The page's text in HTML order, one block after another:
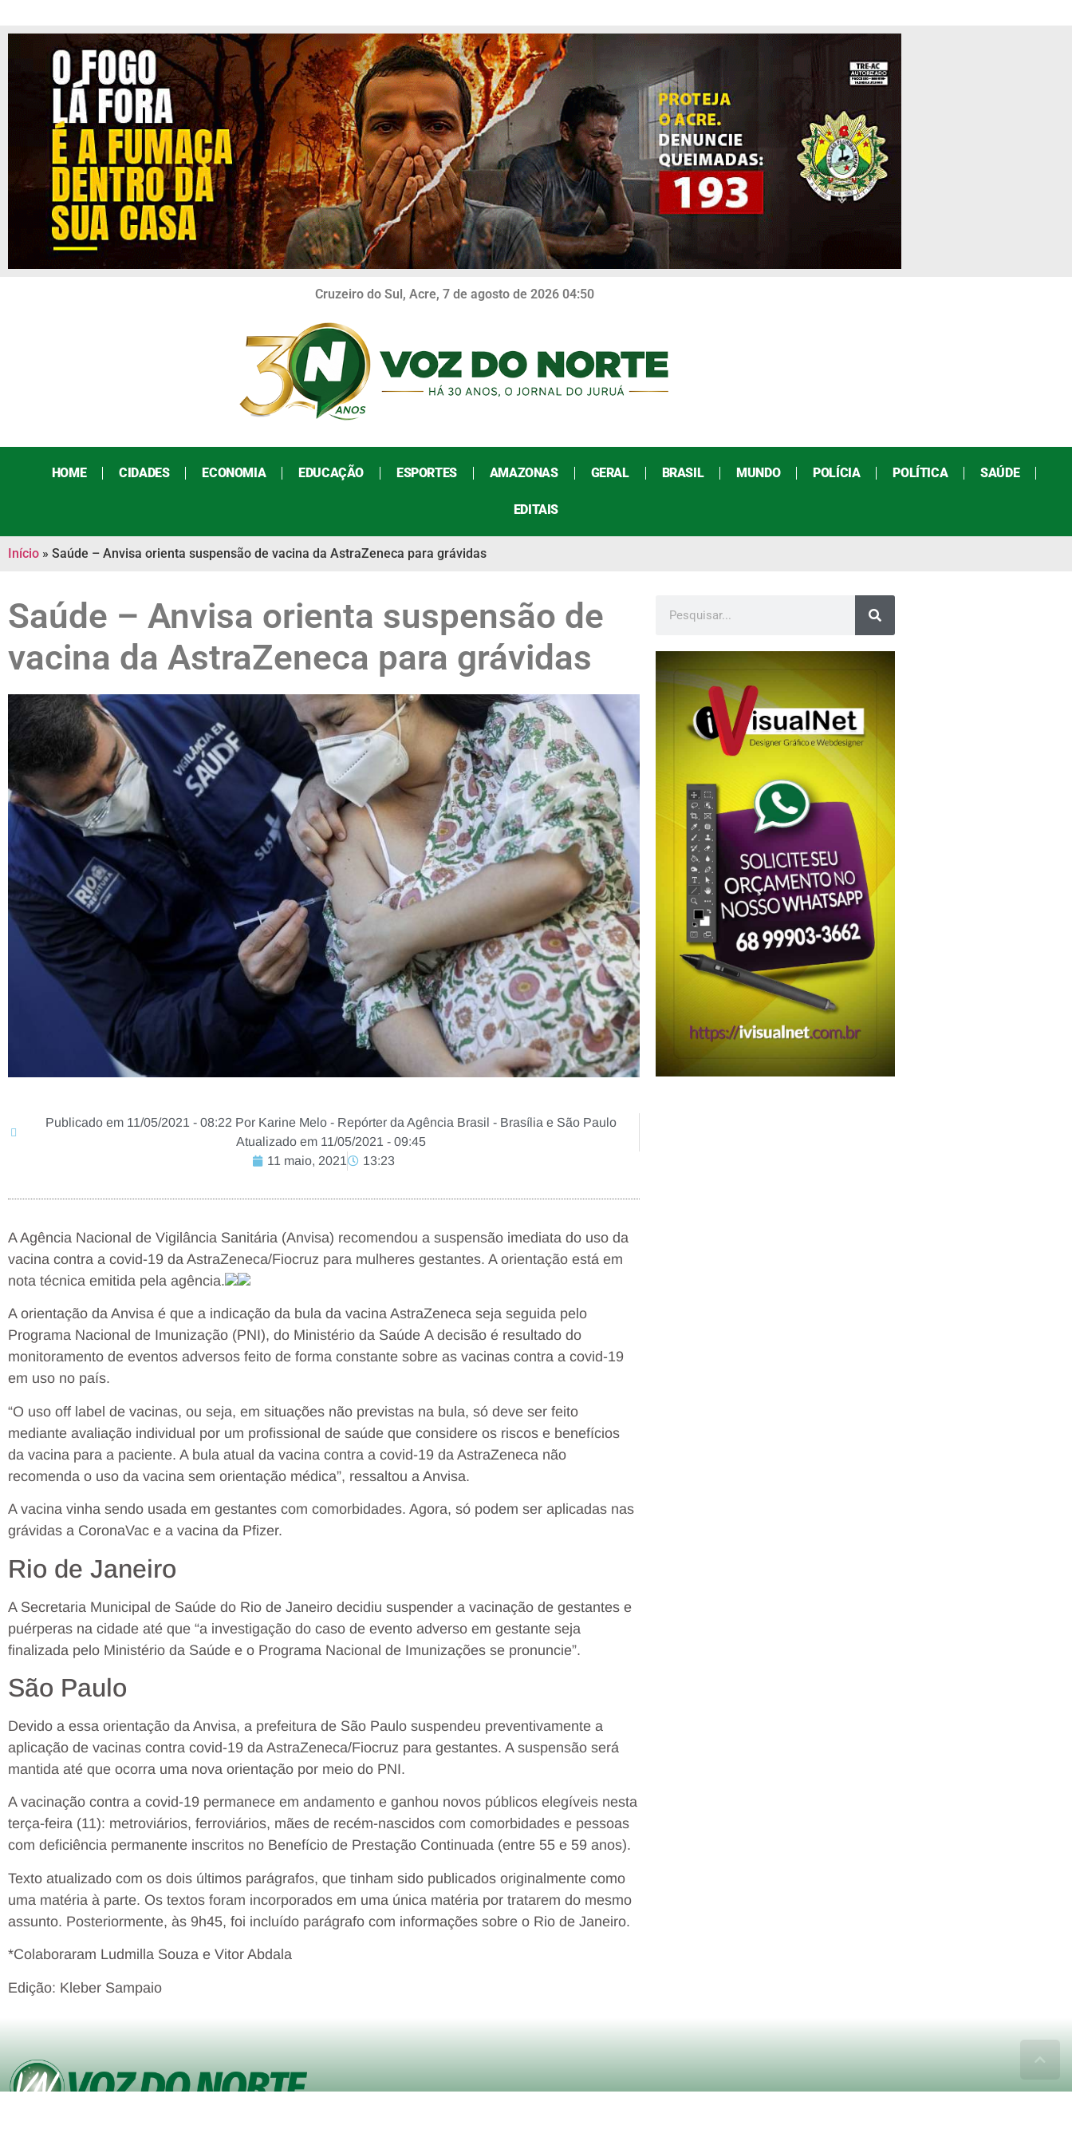
Cruzeiro do Sul, Acre, 7 de agosto de 2026 04:50
HOME CIDADES ECONOMIA EDUCAÇÃO ESPORTES AMAZONAS GERAL BRASIL MUNDO POLÍCIA POLÍTICA SAÚDE
EDITAIS
Início » Saúde – Anvisa orienta suspensão de vacina da AstraZeneca para grávidas
Saúde – Anvisa orienta suspensão de
vacina da AstraZeneca para grávidas
Publicado em 11/05/2021 - 08:22 Por Karine Melo - Repórter da Agência Brasil - Brasília e São Paulo
Atualizado em 11/05/2021 - 09:45
11 maio, 2021
13:23
A Agência Nacional de Vigilância Sanitária (Anvisa) recomendou a suspensão imediata do uso da
vacina contra a covid-19 da AstraZeneca/Fiocruz para mulheres gestantes. A orientação está em
nota técnica emitida pela agência.
A orientação da Anvisa é que a indicação da bula da vacina AstraZeneca seja seguida pelo
Programa Nacional de Imunização (PNI), do Ministério da Saúde A decisão é resultado do
monitoramento de eventos adversos feito de forma constante sobre as vacinas contra a covid-19
em uso no país.
“O uso off label de vacinas, ou seja, em situações não previstas na bula, só deve ser feito
mediante avaliação individual por um profissional de saúde que considere os riscos e benefícios
da vacina para a paciente. A bula atual da vacina contra a covid-19 da AstraZeneca não
recomenda o uso da vacina sem orientação médica”, ressaltou a Anvisa.
A vacina vinha sendo usada em gestantes com comorbidades. Agora, só podem ser aplicadas nas
grávidas a CoronaVac e a vacina da Pfizer.
Rio de Janeiro
A Secretaria Municipal de Saúde do Rio de Janeiro decidiu suspender a vacinação de gestantes e
puérperas na cidade até que “a investigação do caso de evento adverso em gestante seja
finalizada pelo Ministério da Saúde e o Programa Nacional de Imunizações se pronuncie”.
São Paulo
Devido a essa orientação da Anvisa, a prefeitura de São Paulo suspendeu preventivamente a
aplicação de vacinas contra covid-19 da AstraZeneca/Fiocruz para gestantes. A suspensão será
mantida até que ocorra uma nova orientação por meio do PNI.
A vacinação contra a covid-19 permanece em andamento e ganhou novos públicos elegíveis nesta
terça-feira (11): metroviários, ferroviários, mães de recém-nascidos com comorbidades e pessoas
com deficiência permanente inscritos no Benefício de Prestação Continuada (entre 55 e 59 anos).
Texto atualizado com os dois últimos parágrafos, que tinham sido publicados originalmente como
uma matéria à parte. Os textos foram incorporados em uma única matéria por tratarem do mesmo
assunto. Posteriormente, às 9h45, foi incluído parágrafo com informações sobre o Rio de Janeiro.
*Colaboraram Ludmilla Souza e Vitor Abdala
Edição: Kleber Sampaio